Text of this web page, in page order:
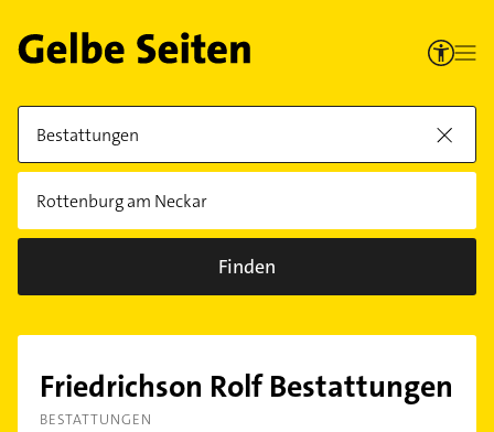
Finden
Friedrichson Rolf Bestattungen
BESTATTUNGEN